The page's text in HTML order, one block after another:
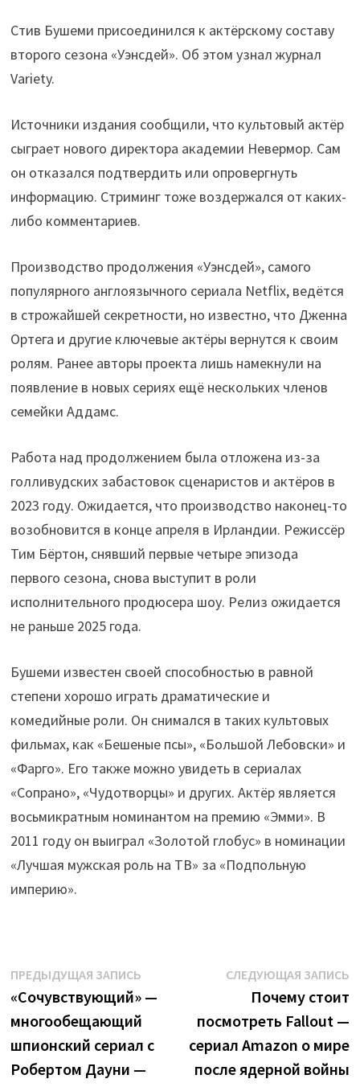
Стив Бушеми присоединился к актёрскому составу
второго сезона «Уэнсдей». Об этом узнал журнал
Variety.
Источники издания сообщили, что культовый актёр
сыграет нового директора академии Невермор. Сам
он отказался подтвердить или опровергнуть
информацию. Стриминг тоже воздержался от каких-
либо комментариев.
Производство продолжения «Уэнсдей», самого
популярного англоязычного сериала Netflix, ведётся
в строжайшей секретности, но известно, что Дженна
Ортега и другие ключевые актёры вернутся к своим
ролям. Ранее авторы проекта лишь намекнули на
появление в новых сериях ещё нескольких членов
семейки Аддамс.
Работа над продолжением была отложена из-за
голливудских забастовок сценаристов и актёров в
2023 году. Ожидается, что производство наконец-то
возобновится в конце апреля в Ирландии. Режиссёр
Тим Бёртон, снявший первые четыре эпизода
первого сезона, снова выступит в роли
исполнительного продюсера шоу. Релиз ожидается
не раньше 2025 года.
Бушеми известен своей способностью в равной
степени хорошо играть драматические и
комедийные роли. Он снимался в таких культовых
фильмах, как «Бешеные псы», «Большой Лебовски» и
«Фарго». Его также можно увидеть в сериалах
«Сопрано», «Чудотворцы» и других. Актёр является
восьмикратным номинантом на премию «Эмми». В
2011 году он выиграл «Золотой глобус» в номинации
«Лучшая мужская роль на ТВ» за «Подпольную
империю».
Навигация
по
записям
ПРЕДЫДУЩАЯ ЗАПИСЬПредыдущая
запись:
«Сочувствующий» —
многообещающий
шпионский сериал с
Робертом Дауни —
СЛЕДУЮЩАЯ ЗАПИСЬ
Почему стоит
посмотреть Fallout —
сериал Amazon о мире
после ядерной войны